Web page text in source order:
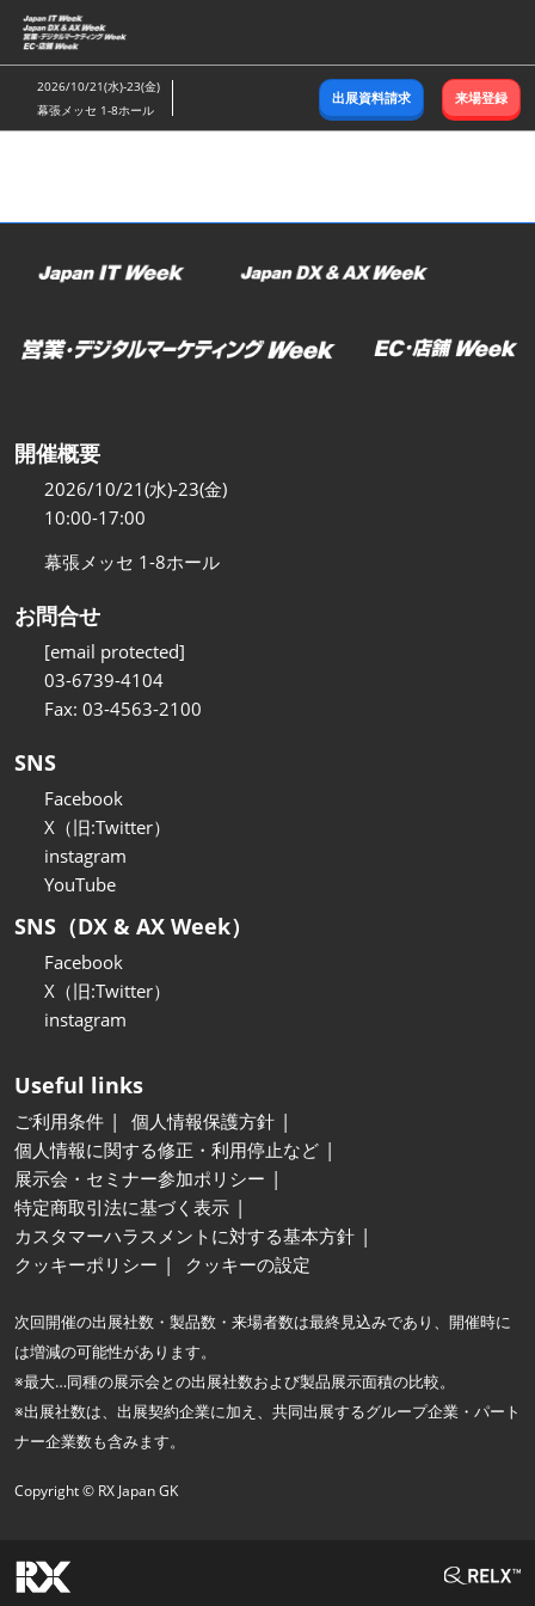
ス
キ
ッ
し
む
2026/10/21(水)-23(金)
幕張メッセ 1-8ホール
出展資料請求 来場登録
開催概要
2026/10/21(水)-23(金)
10:00-17:00
幕張メッセ 1-8ホール
お問合せ
[email protected]
03-6739-4104
Fax: 03-4563-2100
SNS
Facebook
X（旧:Twitter）
instagram
YouTube
SNS（DX & AX Week）
Facebook
X（旧:Twitter）
instagram
Useful links
ご利用条件
個人情報保護方針
個人情報に関する修正・利用停止など
展示会・セミナー参加ポリシー
特定商取引法に基づく表示
カスタマーハラスメントに対する基本方針
クッキーポリシー
クッキーの設定
次回開催の出展社数・製品数・来場者数は最終見込みであり、開催時に
は増減の可能性があります。
※最大…同種の展示会との出展社数および製品展示面積の比較。
※出展社数は、出展契約企業に加え、共同出展するグループ企業・パート
ナー企業数も含みます。
Copyright © RX Japan GK